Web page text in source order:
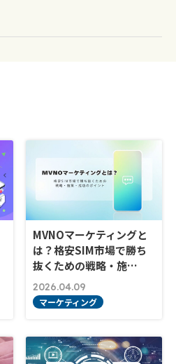
MVNOマーケティングと
は？格安SIM市場で勝ち
抜くための戦略・施…
2026.04.09
マーケティング